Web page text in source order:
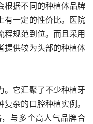
根据不同的种植体品牌
有一定的性价比。医院
程规范到位。而且采用
提供较为头部的种植体
。它汇聚了不少种植牙
杂的口腔种植实例。
与多个高人气品牌合